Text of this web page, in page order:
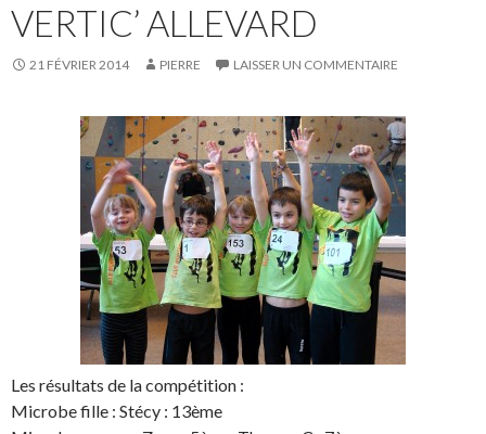
VERTIC’ ALLEVARD
21 FÉVRIER 2014 PIERRE LAISSER UN COMMENTAIRE
Les résultats de la compétition :
Microbe fille : Stécy : 13ème